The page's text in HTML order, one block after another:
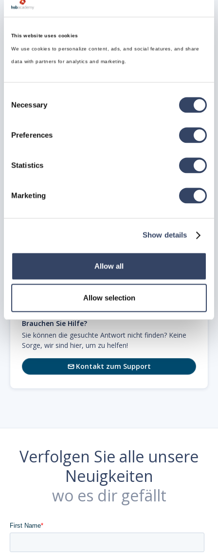
This website uses cookies
We use cookies to personalize content, ads, and social features, and share
data with partners for analytics and marketing.
Selection
Necessary
Preferences
Statistics
Marketing
Show details
Allow all
Allow selection
Zurück zum
Gut zu wissen
der inhärenten Merkmale der Verwendung
Es wäre nicht anders als bei Problemen, bei
Das Begrenzen von Änderungen und die
beseitigen und ist auch in einer Nicht-Cloud-
Brauchen Sie Hilfe?
Sie können die gesuchte Antwort nicht finden? Keine
Sorge, wir sind hier, um zu helfen!
Kontakt zum Support
Verfolgen Sie alle unsere
Neuigkeiten
wo es dir gefällt